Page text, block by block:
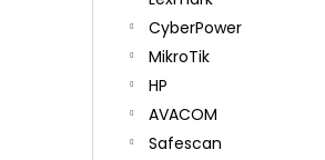
CyberPower
MikroTik
HP
AVACOM
Safescan